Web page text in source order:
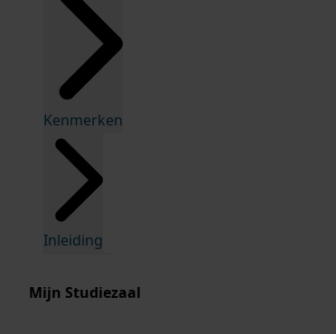
Kenmerken
Inleiding
Mijn Studiezaal